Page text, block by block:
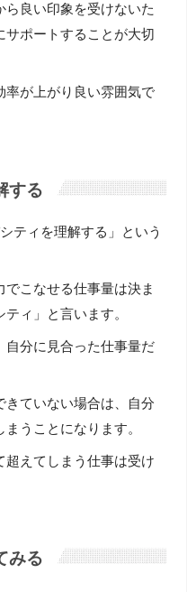
良い印象を受けないた
ポートすることが大切
率が上がり良い雰囲気で
する
ティを理解する」という
こなせる仕事量は決ま
ィ」と言います。
自分に見合った仕事量だ
きていない場合は、自分
うことになります。
超えてしまう仕事は受け
みる